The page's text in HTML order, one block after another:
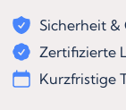
Sicherheit
Zertifizierte
Kurzfristige